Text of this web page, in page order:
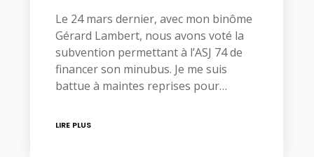
Le 24 mars dernier, avec mon binôme
Gérard Lambert, nous avons voté la
subvention permettant à l’ASJ 74 de
financer son minubus. Je me suis
battue à maintes reprises pour…
LIRE PLUS